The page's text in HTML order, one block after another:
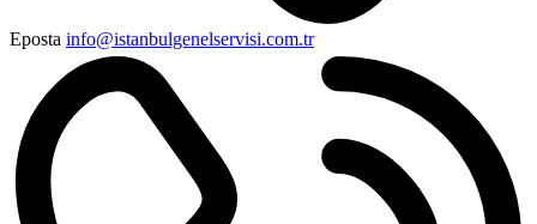
Eposta info@istanbulgenelservisi.com.tr